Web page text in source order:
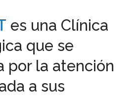
es una Clínica
que se
por la atención
a sus